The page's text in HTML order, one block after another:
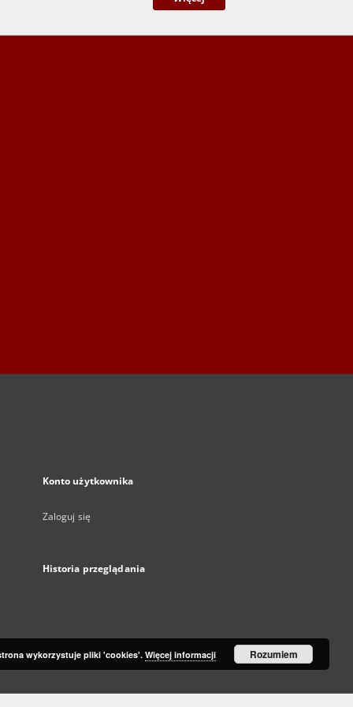
Konto użytkownika
Zaloguj się
Historia przeglądania
wykorzystuje pliki 'cookies'. Więcej informacji Rozumiem